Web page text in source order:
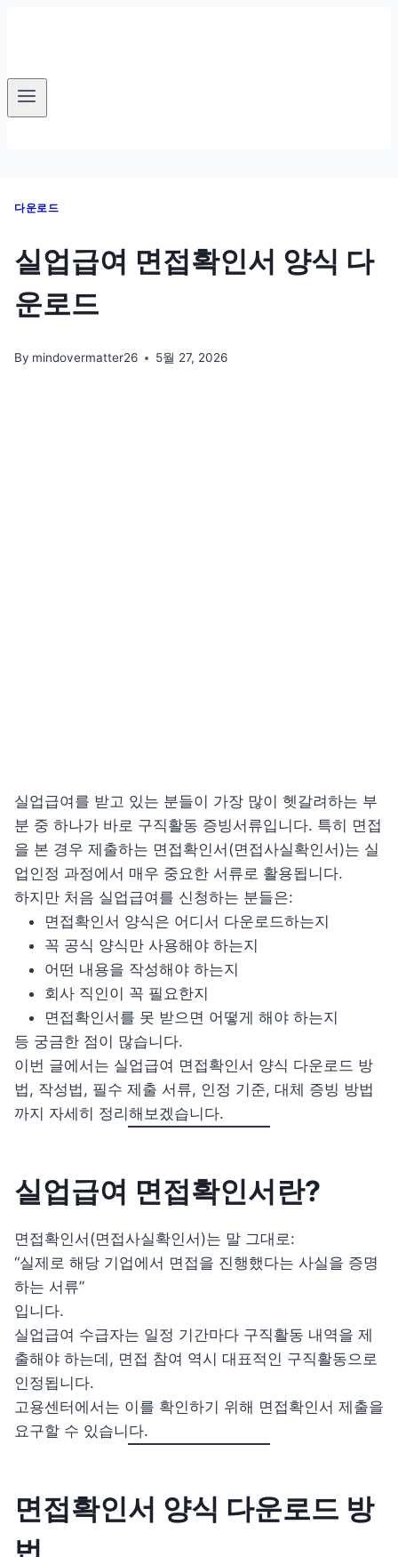
다운로드
실업급여 면접확인서 양식 다
운로드
By mindovermatter26 5월 27, 2026
실업급여를 받고 있는 분들이 가장 많이 헷갈려하는 부
분 중 하나가 바로 구직활동 증빙서류입니다. 특히 면접
을 본 경우 제출하는 면접확인서(면접사실확인서)는 실
업인정 과정에서 매우 중요한 서류로 활용됩니다.
하지만 처음 실업급여를 신청하는 분들은:
면접확인서 양식은 어디서 다운로드하는지
꼭 공식 양식만 사용해야 하는지
어떤 내용을 작성해야 하는지
회사 직인이 꼭 필요한지
면접확인서를 못 받으면 어떻게 해야 하는지
등 궁금한 점이 많습니다.
이번 글에서는 실업급여 면접확인서 양식 다운로드 방
법, 작성법, 필수 제출 서류, 인정 기준, 대체 증빙 방법
까지 자세히 정리해보겠습니다.
실업급여 면접확인서란?
면접확인서(면접사실확인서)는 말 그대로:
“실제로 해당 기업에서 면접을 진행했다는 사실을 증명
하는 서류”
입니다.
실업급여 수급자는 일정 기간마다 구직활동 내역을 제
출해야 하는데, 면접 참여 역시 대표적인 구직활동으로
인정됩니다.
고용센터에서는 이를 확인하기 위해 면접확인서 제출을
요구할 수 있습니다.
면접확인서 양식 다운로드 방